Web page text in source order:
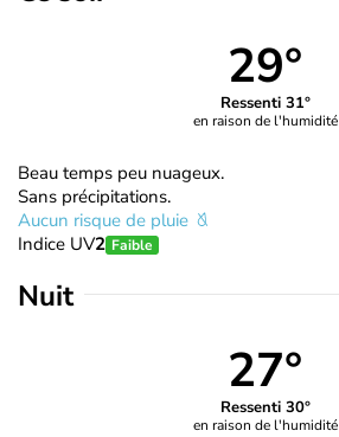
29°
Ressenti 31°
en raison de l'humidité
Beau temps peu nuageux.
Sans précipitations.
Aucun risque de pluie
Indice UV2 Faible
Nuit
27°
Ressenti 30°
en raison de l'humidité